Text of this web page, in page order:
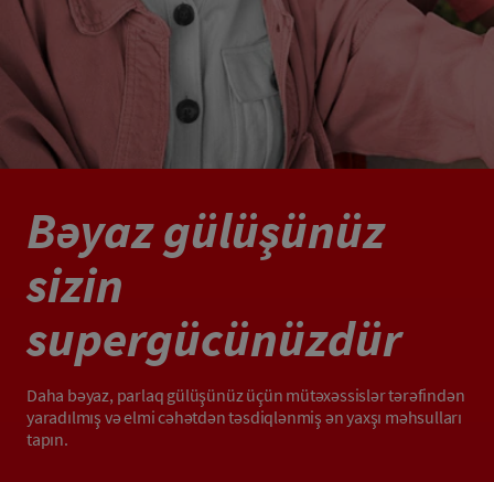
Bəyaz gülüşünüz
sizin
supergücünüzdür
Daha bəyaz, parlaq gülüşünüz üçün mütəxəssislər tərəfindən
yaradılmış və elmi cəhətdən təsdiqlənmiş ən yaxşı məhsulları
tapın.